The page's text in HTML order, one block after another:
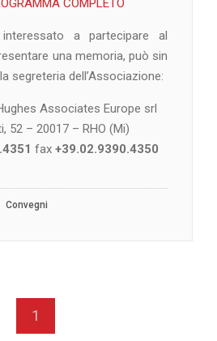
COMPLETO
a partecipare al
una memoria, può sin
segreteria dell’Associazione:
Associates Europe srl
52 – 20017 – RHO (Mi)
fax +39.02.9390.4350
Convegni
1